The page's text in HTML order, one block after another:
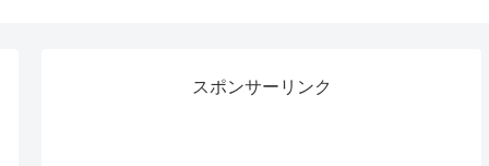
スポンサーリンク